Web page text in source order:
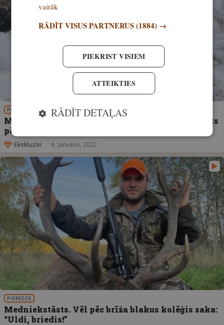
PIEREDZE
Medību piedzīvojums ar pakaļdzīšanos. Negaidīts
pārsteigums – seši rukši
Ekskluzīvi 6. janvāris, 2022
PIEREDZE
Medniekstāsts. Vēl pēc brīža blakus kolēģis saka:
“Uldi, briedis!”
vairāk
RĀDĪT VISUS PARTNERUS(1884) →
PIEKRIST VISIEM
ATTEIKTIES
RĀDĪT DETAĻAS